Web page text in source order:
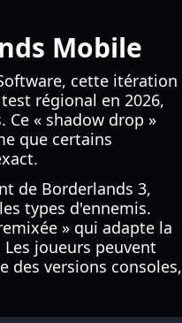
Mobile
cette itération
régional en 2026,
« shadow drop »
que certains
de Borderlands 3,
types d'ennemis.
» qui adapte la
joueurs peuvent
des versions consoles,